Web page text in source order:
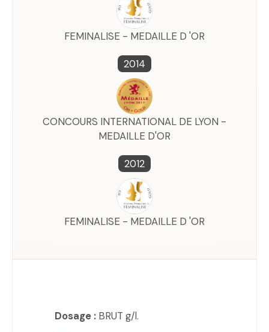
FEMINALISE - MEDAILLE D 'OR
2014
CONCOURS INTERNATIONAL DE LYON -
MEDAILLE D'OR
2012
FEMINALISE - MEDAILLE D 'OR
Dosage : BRUT g/l.